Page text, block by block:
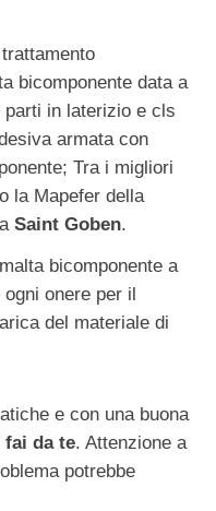
bicomponente data a
in laterizio e cls
armata con
Tra i migliori
la Mapefer della
Saint Goben.
bicomponente a
onere per il
del materiale di
e con una buona
fai da te. Attenzione a
potrebbe